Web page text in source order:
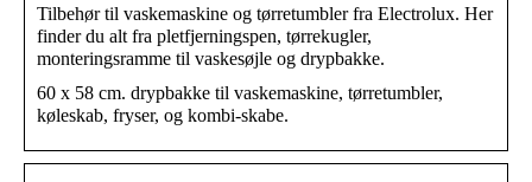
Tilbehør til vaskemaskine og tørretumbler fra Electrolux. Her
finder du alt fra pletfjerningspen, tørrekugler,
monteringsramme til vaskesøjle og drypbakke.
60 x 58 cm. drypbakke til vaskemaskine, tørretumbler,
køleskab, fryser, og kombi-skabe.